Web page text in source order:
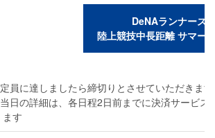
DeNAランナーズ
陸上競技中長距離 サマー
定員に達しましたら締切りとさせていただきます
当日の詳細は、各日程2日前までに決済サービ
ます